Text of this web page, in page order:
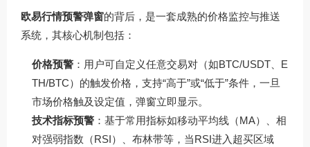
欧易行情预警弹窗的背后，是一套成熟的价格监控与推送
系统，其核心机制包括：
价格预警 ：用户可自定义任意交易对（如BTC/USDT、E
TH/BTC）的触发价格，支持“高于”或“低于”条件，一旦
市场价格触及设定值，弹窗立即显示。
技术指标预警 ：基于常用指标如移动平均线（MA）、相
对强弱指数（RSI）、布林带等，当RSI进入超买区域